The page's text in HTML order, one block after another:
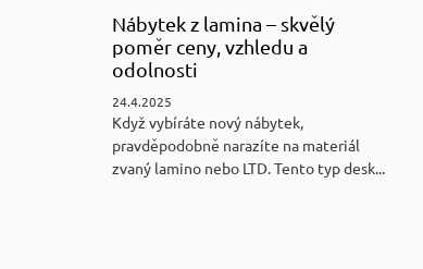
Nábytek z lamina – skvělý
poměr ceny, vzhledu a
odolnosti
24.4.2025
Když vybíráte nový nábytek,
pravděpodobně narazíte na materiál
zvaný lamino nebo LTD. Tento typ desk...